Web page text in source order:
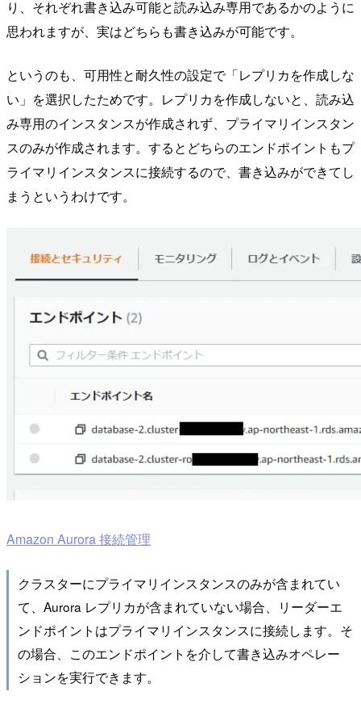
り、それぞれ書き込み可能と読み込み専用であるかのように
思われますが、実はどちらも書き込みが可能です。
というのも、可用性と耐久性の設定で「レプリカを作成しな
い」を選択したためです。レプリカを作成しないと、読み込
み専用のインスタンスが作成されず、プライマリインスタン
スのみが作成されます。するとどちらのエンドポイントもプ
ライマリインスタンスに接続するので、書き込みができてし
まうというわけです。
Amazon Aurora 接続管理
クラスターにプライマリインスタンスのみが含まれてい
て、Aurora レプリカが含まれていない場合、リーダーエ
ンドポイントはプライマリインスタンスに接続します。そ
の場合、このエンドポイントを介して書き込みオペレー
ションを実行できます。